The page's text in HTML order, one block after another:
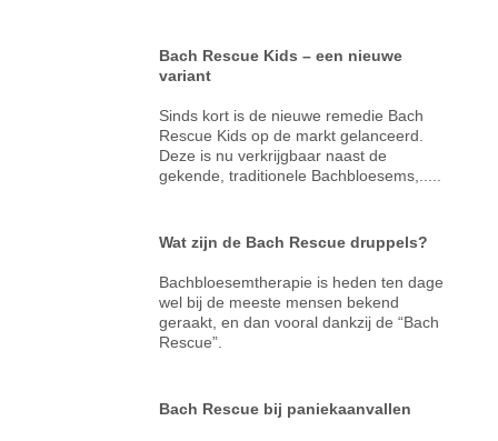
Bach Rescue Kids – een nieuwe
variant
Sinds kort is de nieuwe remedie Bach
Rescue Kids op de markt gelanceerd.
Deze is nu verkrijgbaar naast de
gekende, traditionele Bachbloesems,.....
Wat zijn de Bach Rescue druppels?
Bachbloesemtherapie is heden ten dage
wel bij de meeste mensen bekend
geraakt, en dan vooral dankzij de “Bach
Rescue”.
Bach Rescue bij paniekaanvallen